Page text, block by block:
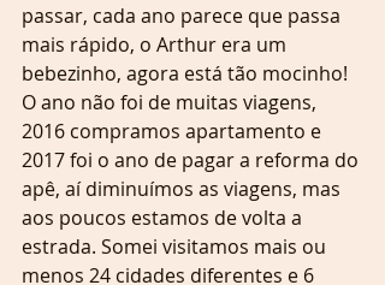
passar, cada ano parece que passa
mais rápido, o Arthur era um
bebezinho, agora está tão mocinho!
O ano não foi de muitas viagens,
2016 compramos apartamento e
2017 foi o ano de pagar a reforma do
apê, aí diminuímos as viagens, mas
aos poucos estamos de volta a
estrada. Somei visitamos mais ou
menos 24 cidades diferentes e 6